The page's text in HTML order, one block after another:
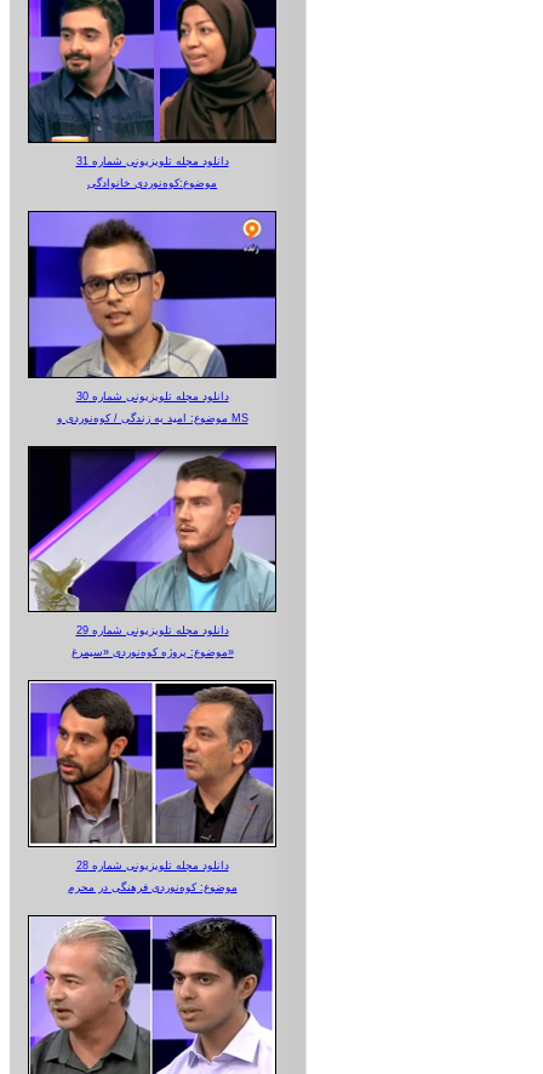
دانلود مجله تلویزیونی شماره 31
موضوع:کوه‌نوردی خانوادگی
دانلود مجله تلویزیونی شماره 30
موضوع: امید به زندگی / کوه‌نوردی و MS
دانلود مجله تلویزیونی شماره 29
موضوع: پروژه کوه‌نوردی «سیمرغ»
دانلود مجله تلویزیونی شماره 28
موضوع: کوه‌نوردی فرهنگی در محرم